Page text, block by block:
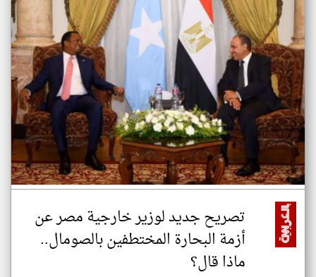
تصريح جديد لوزير خارجية مصر عن
أزمة البحارة المختطفين بالصومال..
ماذا قال؟